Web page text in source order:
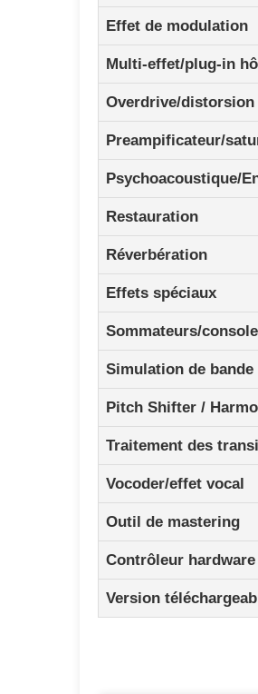
Effet de modulation
Multi-effet/plug-in
Overdrive/distorsion
Preampificateur/
Psychoacoustique/
Restauration
Réverbération
Effets spéciaux
Sommateurs/
Simulation de bande
Pitch Shifter /
Traitement des
Vocoder/effet vocal
Outil de mastering
Contrôleur hardware
Version